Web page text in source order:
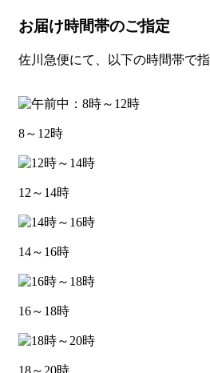
お届け時間帯のご指定
佐川急便にて、以下の時間帯で指
8～12時
12～14時
14～16時
16～18時